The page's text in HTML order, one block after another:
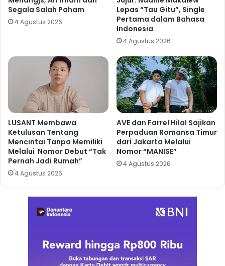
Segala Salah Paham
4 Agustus 2026
Lepas “Tau Gitu”, Single
Pertama dalam Bahasa
Indonesia
4 Agustus 2026
LUSANT Membawa
Ketulusan Tentang
Mencintai Tanpa Memiliki
Melalui Nomor Debut “Tak
Pernah Jadi Rumah”
4 Agustus 2026
AVE dan Farrel Hilal Sajikan
Perpaduan Romansa Timur
dari Jakarta Melalui
Nomor “MANISE”
4 Agustus 2026